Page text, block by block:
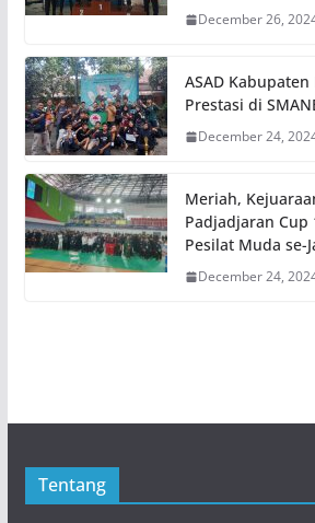
December 26,
ASAD
Prestasi di
December 24,
Meriah,
Padjadjaran Cup
Pesilat Muda se-
December 24,
Tentang